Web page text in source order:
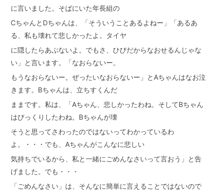
に言いました。そばにいた年長組の
CちゃんとDちゃんは、「そういうことあるよねー」「あるあ
る、私も壊れて悲しかったよ。タイヤ
に隠したらあぶないよ。でもさ、ひびだからなおせるんじゃな
い」と言います。「なおらないー。
もうなおらないー。ぜったいなおらないー」とAちゃんはなお泣
きます。Bちゃんは、立ちすくんだ
ままです。私は、「Aちゃん、悲しかったわね。そしてBちゃん
はびっくりしたわね。Bちゃんが壊
そうと思ってさわったのではないってわかっているわ
よ。・・・でも、Aちゃんがこんなに悲しい
気持ちでいるから、私と一緒にごめんなさいって言おう」と告
げました。でも・・・
「ごめんなさい」は、そんなに簡単に言えることではないので